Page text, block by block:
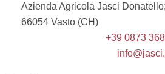
Azienda Agricola Jasci
66054 Vasto (CH)
+39 0873